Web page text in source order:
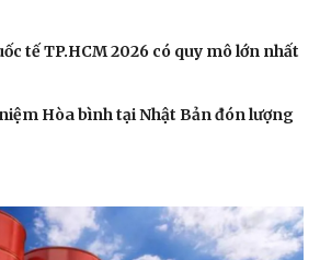
tế TP.HCM 2026 có quy mô lớn nhất
Hòa bình tại Nhật Bản đón lượng